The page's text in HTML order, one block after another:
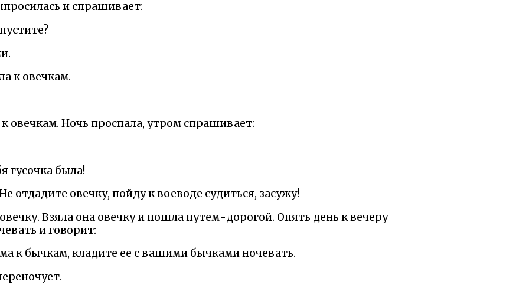
и спрашивает:
к овечкам.
овечкам. Ночь проспала, утром спрашивает:
гусочка была!
отдадите овечку, пойду к воеводе судиться, засужу!
Взяла она овечку и пошла путем-дорогой. Опять день к вечеру
и говорит:
к бычкам, кладите ее с вашими бычками ночевать.